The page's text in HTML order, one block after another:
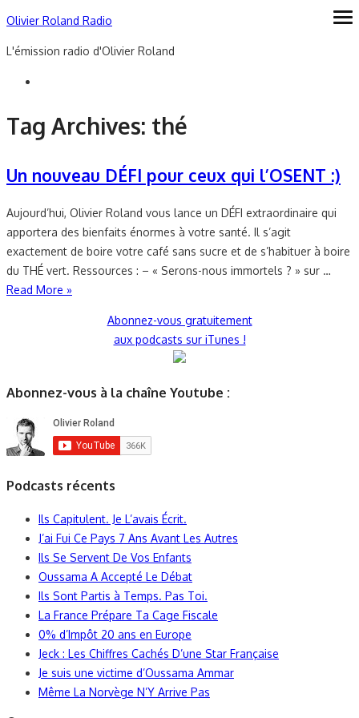
Skip
content
Olivier Roland Radio
L'émission radio d'Olivier Roland
Tag Archives: thé
Un nouveau DÉFI pour ceux qui l’OSENT :)
Aujourd’hui, Olivier Roland vous lance un DÉFI extraordinaire qui
apportera des bienfaits énormes à votre santé. Il s’agit
exactement de boire votre café sans sucre et de s’habituer à boire
du THÉ vert. Ressources : – « Serons-nous immortels ? » sur …
Read More »
Abonnez-vous gratuitement
aux podcasts sur iTunes !
Abonnez-vous à la chaîne Youtube :
Podcasts récents
Ils Capitulent. Je L’avais Écrit.
J’ai Fui Ce Pays 7 Ans Avant Les Autres
Ils Se Servent De Vos Enfants
Oussama A Accepté Le Débat
Ils Sont Partis à Temps. Pas Toi.
La France Prépare Ta Cage Fiscale
0% d’Impôt 20 ans en Europe
Jeck : Les Chiffres Cachés D’une Star Française
Je suis une victime d’Oussama Ammar
Même La Norvège N’Y Arrive Pas